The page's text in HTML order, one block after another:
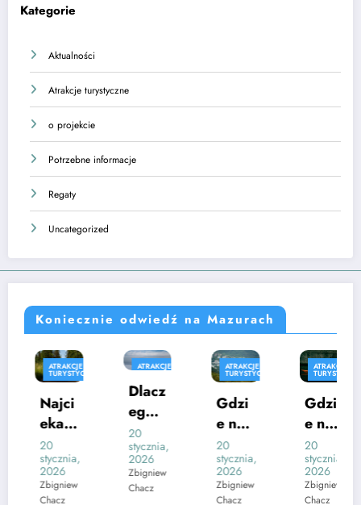
Kategorie
Aktualności
Atrakcje turystyczne
o projekcie
Potrzebne informacje
Regaty
Uncategorized
Koniecznie odwiedź na Mazurach
ATRAKCJE
TURYSTYCZNE
ego
wart
o
zwie
dzić
20
stycznia,
2026
Zbigniew
Chacz
ATRAKCJE
TURYSTYCZNE
Gdzi
e na
ryby
w
Mikoł
20
stycznia,
2026
Zbigniew
ATRAKCJE
TURYSTYCZNE
Gdzi
e na
kajak
i –
spły
20
stycznia,
2026
Zbigniew
Chacz
ATRAKCJE
Świąt
ynia
ej
Lipki
stycznia,
2026
Zbigniew
Chacz